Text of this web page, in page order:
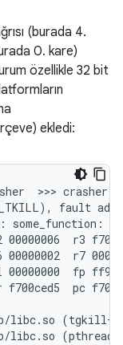
(burada 4.
0. kare)
özellikle 32 bit
ekledi:
>>> crasher
some_function:
00000006  r3
00000002  r7
00000000  fp
f700ced5  pc
libc.so
libc.so